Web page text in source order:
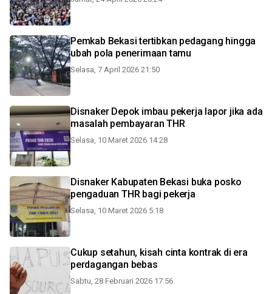
Pemkab Bekasi tertibkan pedagang hingga
ubah pola penerimaan tamu
Selasa, 7 April 2026 21:50
Disnaker Depok imbau pekerja lapor jika ada
masalah pembayaran THR
Selasa, 10 Maret 2026 14:28
Disnaker Kabupaten Bekasi buka posko
pengaduan THR bagi pekerja
Selasa, 10 Maret 2026 5:18
Cukup setahun, kisah cinta kontrak di era
perdagangan bebas
Sabtu, 28 Februari 2026 17:56